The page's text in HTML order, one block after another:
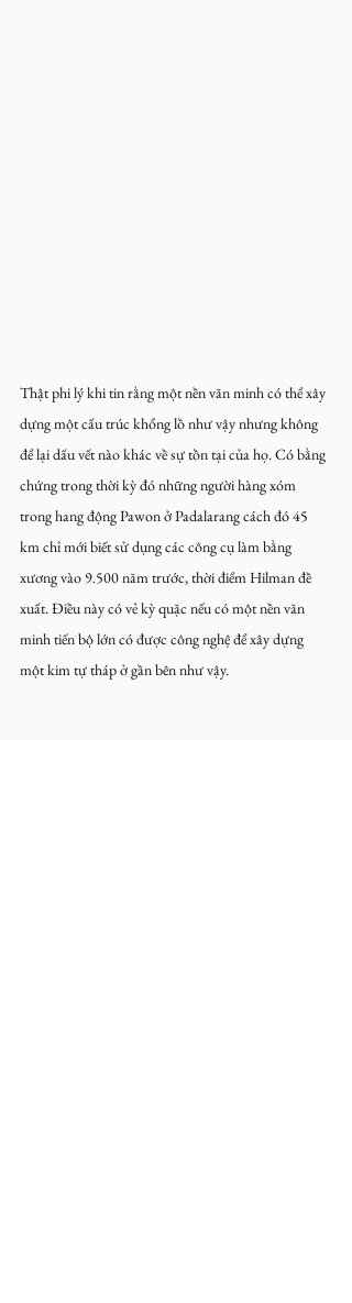
Thật phi lý khi tin rằng một nền văn minh có thể xây
dựng một cấu trúc khổng lồ như vậy nhưng không
để lại dấu vết nào khác về sự tồn tại của họ. Có bằng
chứng trong thời kỳ đó những người hàng xóm
trong hang động Pawon ở Padalarang cách đó 45
km chỉ mới biết sử dụng các công cụ làm bằng
xương vào 9.500 năm trước, thời điểm Hilman đề
xuất. Điều này có vẻ kỳ quặc nếu có một nền văn
minh tiến bộ lớn có được công nghệ để xây dựng
một kim tự tháp ở gần bên như vậy.